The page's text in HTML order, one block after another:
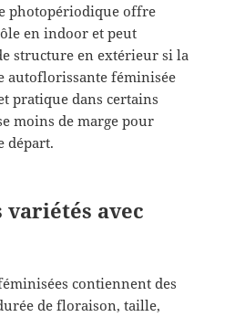
photopériodique offre
en indoor et peut
structure en extérieur si la
autoflorissante féminisée
pratique dans certains
moins de marge pour
départ.
avec
contiennent des
de floraison, taille,